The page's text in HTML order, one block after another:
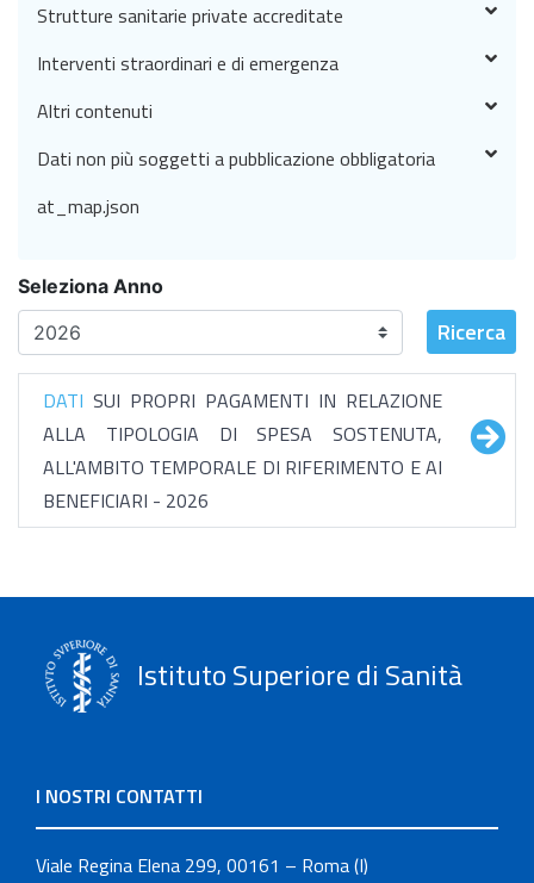
Seleziona Anno
Ricerca
DATI SUI PROPRI PAGAMENTI IN RELAZIONE
ALLA TIPOLOGIA DI SPESA SOSTENUTA,
ALL'AMBITO TEMPORALE DI RIFERIMENTO E AI
BENEFICIARI - 2026
Strutture sanitarie private accreditate
Interventi straordinari e di emergenza
Altri contenuti
Dati non più soggetti a pubblicazione obbligatoria
at_map.json
Istituto Superiore di Sanità
I NOSTRI CONTATTI
Viale Regina Elena 299, 00161 – Roma (I)